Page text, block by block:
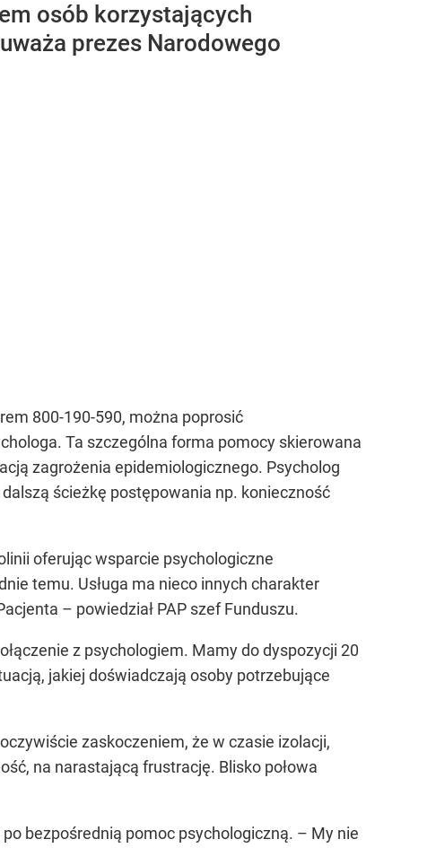
osób korzystających
prezes Narodowego
800-190-590, można poprosić
Ta szczególna forma pomocy skierowana
zagrożenia epidemiologicznego. Psycholog
ścieżkę postępowania np. konieczność
oferując wsparcie psychologiczne
temu. Usługa ma nieco innych charakter
– powiedział PAP szef Funduszu.
z psychologiem. Mamy do dyspozycji 20
jakiej doświadczają osoby potrzebujące
zaskoczeniem, że w czasie izolacji,
na narastającą frustrację. Blisko połowa
bezpośrednią pomoc psychologiczną. – My nie